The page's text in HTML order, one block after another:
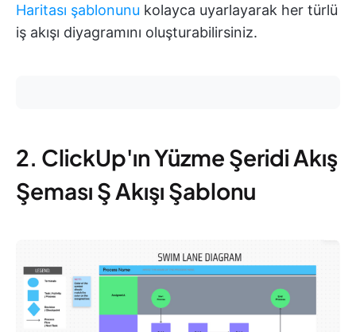
Haritası şablonunu kolayca uyarlayarak her türlü
iş akışı diyagramını oluşturabilirsiniz.
2. ClickUp'ın Yüzme Şeridi Akış
Şeması Ş Akışı Şablonu